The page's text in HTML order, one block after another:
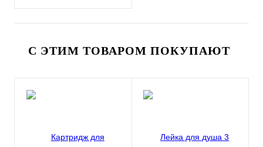
С ЭТИМ ТОВАРОМ ПОКУПАЮТ